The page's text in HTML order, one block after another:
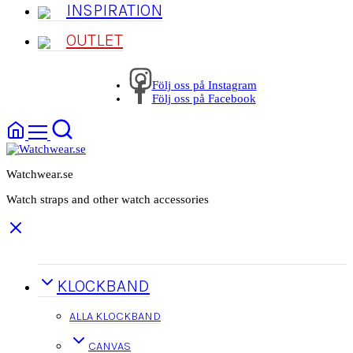
INSPIRATION
OUTLET
Följ oss på Instagram
Följ oss på Facebook
Watchwear.se
Watch straps and other watch accessories
KLOCKBAND
ALLA KLOCKBAND
CANVAS